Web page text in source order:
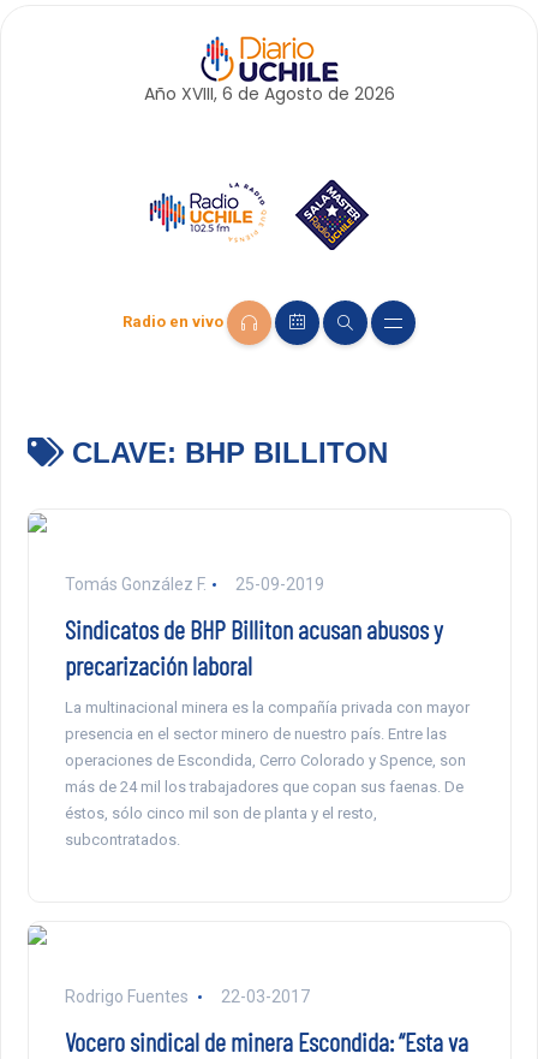
Año XVIII, 6 de Agosto de 2026
Radio en vivo
CLAVE: BHP BILLITON
Tomás González F. 25-09-2019
Sindicatos de BHP Billiton acusan abusos y
precarización laboral
La multinacional minera es la compañía privada con mayor
presencia en el sector minero de nuestro país. Entre las
operaciones de Escondida, Cerro Colorado y Spence, son
más de 24 mil los trabajadores que copan sus faenas. De
éstos, sólo cinco mil son de planta y el resto,
subcontratados.
Rodrigo Fuentes 22-03-2017
Vocero sindical de minera Escondida: “Esta va